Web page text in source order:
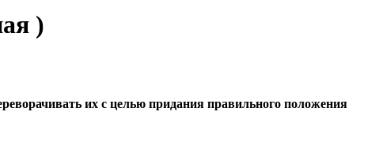
)
их с целью придания правильного положения